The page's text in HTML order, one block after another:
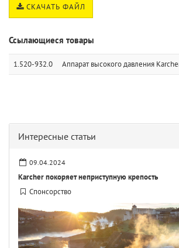
СКАЧАТЬ ФАЙЛ
Ссылающиеся товары
1.520-932.0 Аппарат высокого давления
Интересные статьи
09.04.2024
Karcher покоряет неприступную крепость
Спонсорство